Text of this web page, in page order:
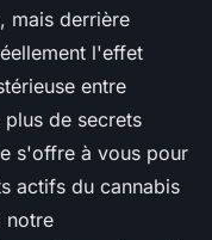
vous
?
mais derrière
l'effet
entre
de secrets
s'offre à vous pour
actifs du cannabis
notre